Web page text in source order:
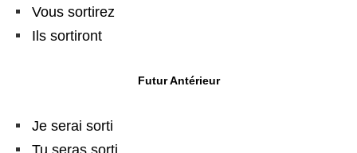
Vous sortirez
Ils sortiront
Futur Antérieur
Je serai sorti
Tu seras sorti